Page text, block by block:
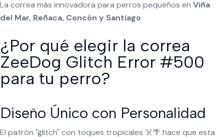
La correa más innovadora para perros pequeños en Viña
del Mar, Reñaca, Concón y Santiago
¿Por qué elegir la correa
ZeeDog Glitch Error #500
para tu perro?
Diseño Único con Personalidad
El patrón "glitch" con toques tropicales ☠️🌴 hace que esta